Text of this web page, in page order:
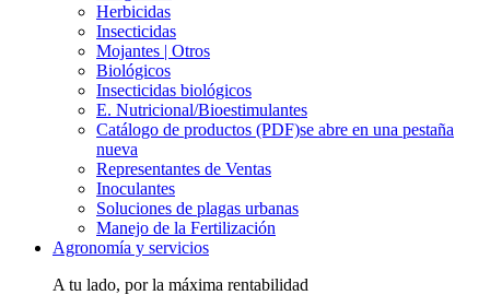
Herbicidas
Insecticidas
Mojantes | Otros
Biológicos
Insecticidas biológicos
E. Nutricional/Bioestimulantes
Catálogo de productos (PDF)se abre en una pestaña
nueva
Representantes de Ventas
Inoculantes
Soluciones de plagas urbanas
Manejo de la Fertilización
Agronomía y servicios
A tu lado, por la máxima rentabilidad